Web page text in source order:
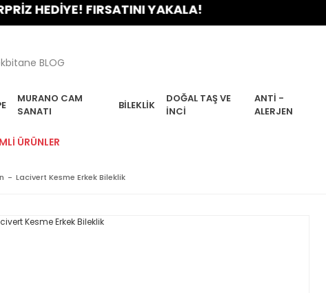
FIRSATINI YAKALA!
BLOG
MURANO CAM
SANATI
BILEKLIK
DOĞAL TAŞ VE
İNCI
ANTI -
ALERJEN
ÜRÜNLER
Lacivert Kesme Erkek Bileklik